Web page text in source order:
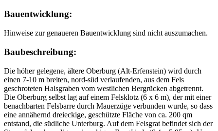
Bauentwicklung:
Hinweise zur genaueren Bauentwicklung sind nicht auszumachen.
Baubeschreibung:
Die höher gelegene, ältere Oberburg (Alt-Erfenstein) wird durch
einen 7-10 m breiten, nord-süd verlaufenden, aus dem Fels
geschroteten Halsgraben vom westlichen Bergrücken abgetrennt.
Die Oberburg selbst lag auf einem Felsklotz (6 x 6 m), der mit einer
benachbarten Felsbarre durch Mauerzüge verbunden wurde, so dass
eine annähernd dreieckige, geschützte Fläche von ca. 200 qm
entstand, die südliche Unterburg. Auf dem Felsgrat befindet sich der